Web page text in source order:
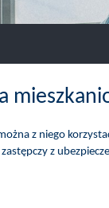
z niego
z